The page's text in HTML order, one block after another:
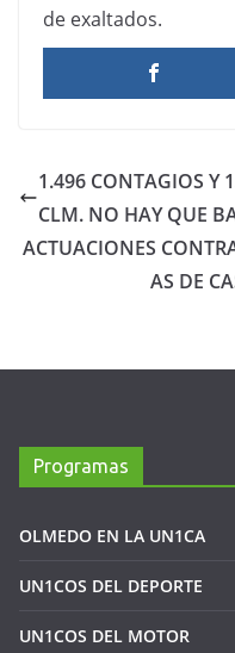
de exaltados.
1.496 CONTAGIOS Y
CLM. NO HAY QUE
ACTUACIONES
AS DE
Programas
OLMEDO EN LA UN1CA
UN1COS DEL DEPORTE
UN1COS DEL MOTOR